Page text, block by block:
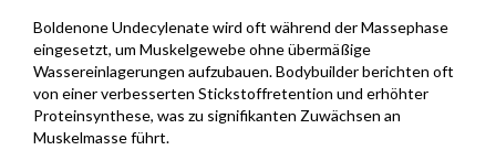
Boldenone Undecylenate wird oft während der Massephase
eingesetzt, um Muskelgewebe ohne übermäßige
Wassereinlagerungen aufzubauen. Bodybuilder berichten oft
von einer verbesserten Stickstoffretention und erhöhter
Proteinsynthese, was zu signifikanten Zuwächsen an
Muskelmasse führt.